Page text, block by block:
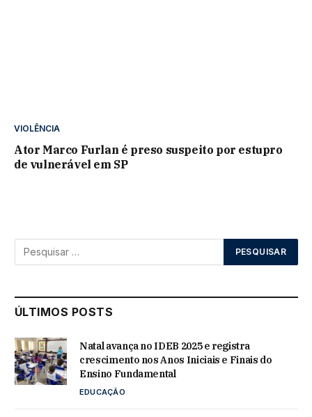
VIOLÊNCIA
Ator Marco Furlan é preso suspeito por estupro
de vulnerável em SP
ÚLTIMOS POSTS
Natal avança no IDEB 2025 e registra
crescimento nos Anos Iniciais e Finais do
Ensino Fundamental
EDUCAÇÃO